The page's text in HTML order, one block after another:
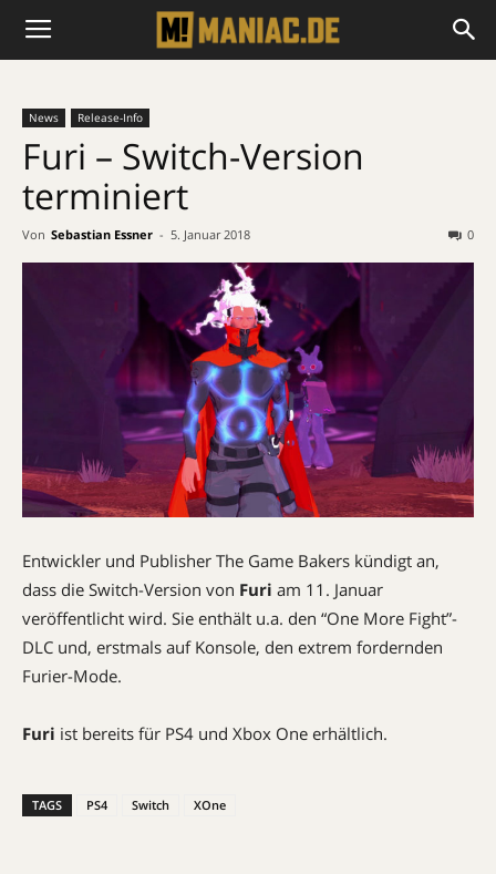
News Release-Info
Furi – Switch-Version
terminiert
Von Sebastian Essner - 5. Januar 2018 0
Entwickler und Publisher The Game Bakers kündigt an,
dass die Switch-Version von Furi am 11. Januar
veröffentlicht wird. Sie enthält u.a. den “One More Fight”-
DLC und, erstmals auf Konsole, den extrem fordernden
Furier-Mode.
Furi ist bereits für PS4 und Xbox One erhältlich.
TAGS PS4 Switch XOne